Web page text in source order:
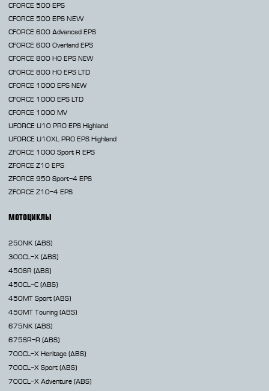
CFORCE 500 EPS
CFORCE 500 EPS NEW
CFORCE 600 Advanced EPS
CFORCE 600 Overland EPS
CFORCE 800 HO EPS NEW
CFORCE 800 HO EPS LTD
CFORCE 1000 EPS NEW
CFORCE 1000 EPS LTD
CFORCE 1000 MV
UFORCE U10 PRO EPS Highland
UFORCE U10XL PRO EPS Highland
ZFORCE 1000 Sport R EPS
ZFORCE Z10 EPS
ZFORCE 950 Sport-4 EPS
ZFORCE Z10-4 EPS
МОТОЦИКЛЫ
250NK (ABS)
300CL-X (ABS)
450SR (ABS)
450CL-C (ABS)
450MT Sport (ABS)
450MT Touring (ABS)
675NK (ABS)
675SR-R (ABS)
700CL-X Heritage (ABS)
700CL-X Sport (ABS)
700CL-X Adventure (ABS)